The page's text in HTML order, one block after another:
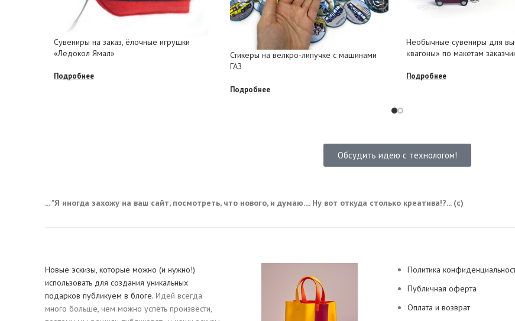
Сувениры на заказ, ёлочные игрушки
«Ледокол Ямал»
Подробнее
Стикеры на велкро-липучке с машинами
ГАЗ
Подробнее
Необычные сувениры для
«вагоны» по макетам
Подробнее
Обсудить идею с технологом!
... "Я иногда захожу на ваш сайт, посмотреть, что нового, и думаю.... Ну вот откуда столько креатива!?... (с)
Новые эскизы, которые можно (и нужно!)
использовать для создания уникальных
подарков публикуем в блоге. Идей всегда
много больше, чем можно успеть произвести,
Политика
Публичная оферта
Оплата и возврат